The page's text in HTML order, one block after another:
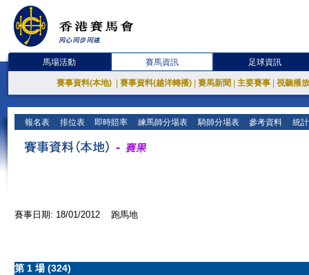
馬場活動 賽馬資訊 足球資訊
賽事資料(本地) 賽事資料(越洋轉播) 賽馬新聞 主要賽事 視聽播
報名表 排位表 即時賠率 練馬師分場表 騎師分場表 參考資料 統
賽事日期: 18/01/2012 跑馬地
第 1 場 (324)